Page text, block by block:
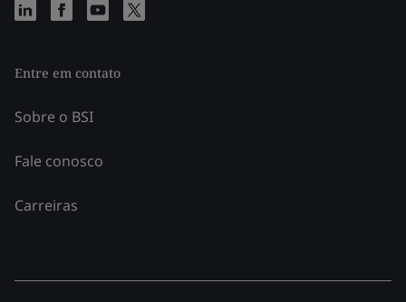
Entre em contato
Sobre o BSI
Fale conosco
Carreiras